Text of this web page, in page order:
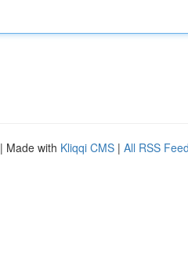
| Made with Kliqqi CMS | All RSS